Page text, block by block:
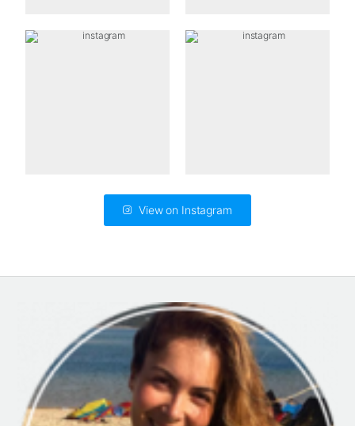
View on Instagram